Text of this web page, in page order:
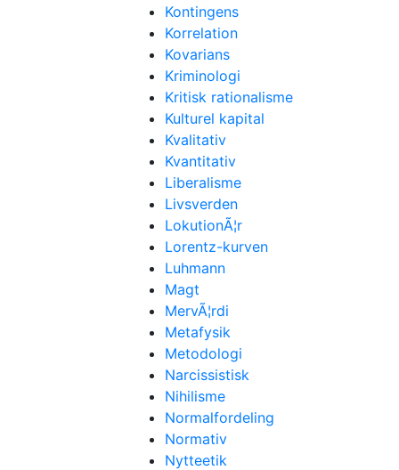
Kontingens
Korrelation
Kovarians
Kriminologi
Kritisk rationalisme
Kulturel kapital
Kvalitativ
Kvantitativ
Liberalisme
Livsverden
LokutionÃ¦r
Lorentz-kurven
Luhmann
Magt
MervÃ¦rdi
Metafysik
Metodologi
Narcissistisk
Nihilisme
Normalfordeling
Normativ
Nytteetik